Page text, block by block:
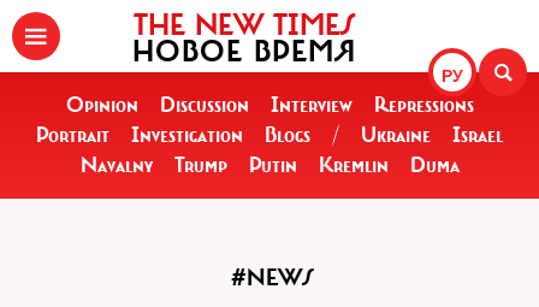
РУ
THE NEW TIMES
НОВОЕ ВРЕМЯ
Opinion Discussion Interview
Repressions
Portrait
Investigation Blogs / Ukraine
Israel
Navalny
Trump Putin Kremlin Duma
#NEWS